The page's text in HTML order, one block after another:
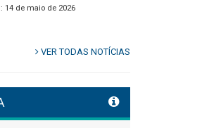
14 de maio de 2026
VER TODAS NOTÍCIAS